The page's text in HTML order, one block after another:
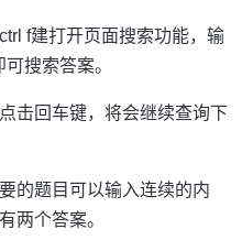
f建打开页面搜索功能，输
搜索答案。
击回车键，将会继续查询下
的题目可以输入连续的内
两个答案。